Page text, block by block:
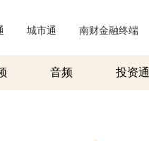
城市通 南财金融终端
音频 投资通